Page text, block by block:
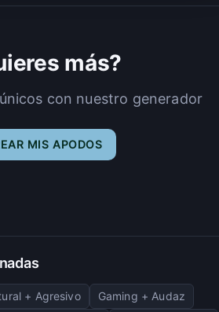
más?
con nuestro generador
MIS APODOS
+ Agresivo
Gaming + Audaz